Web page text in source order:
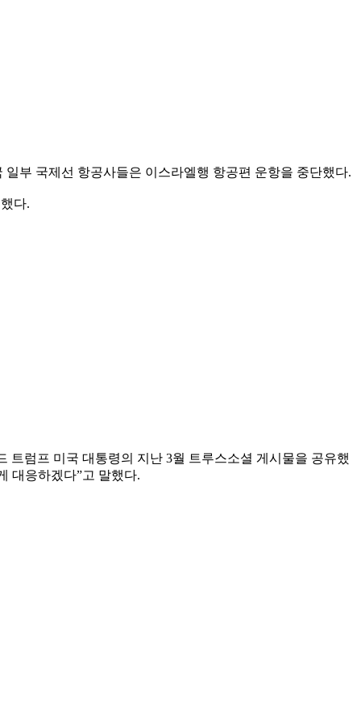
부 국제선 항공사들은 이스라엘행 항공편 운항을 중단했다.
다.
트럼프 미국 대통령의 지난 3월 트루스소셜 게시물을 공유했
대응하겠다”고 말했다.